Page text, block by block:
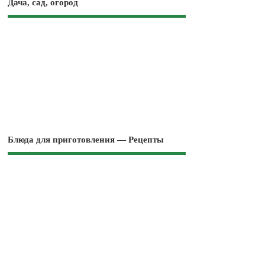
Дача, сад, огород
Блюда для приготовления — Рецепты